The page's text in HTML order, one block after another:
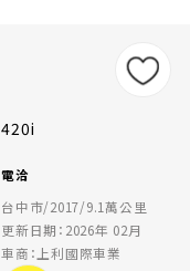
420i
電洽
台中市/2017/9.1萬公里
更新日期：2026年 02月
車商：上利國際車業